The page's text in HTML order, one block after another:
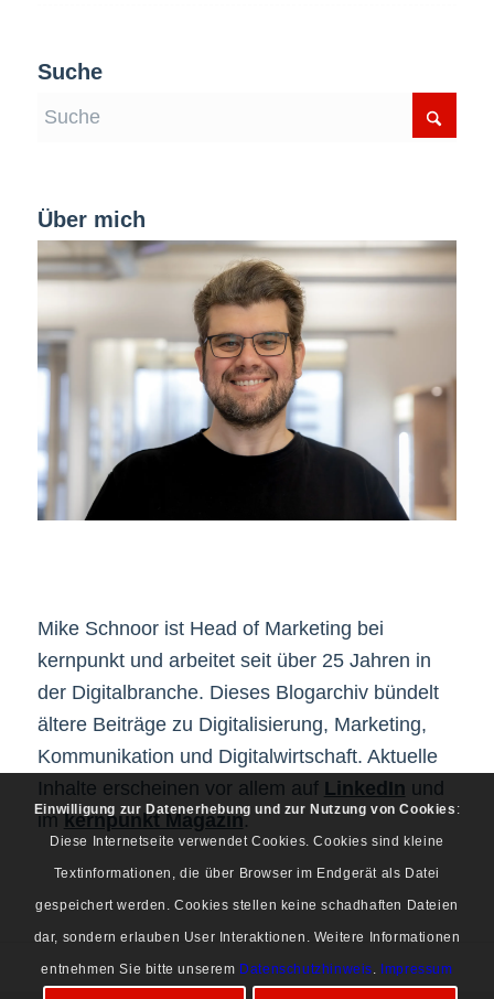
Suche
Über mich
Mike Schnoor ist Head of Marketing bei
kernpunkt und arbeitet seit über 25 Jahren in
der Digitalbranche. Dieses Blogarchiv bündelt
ältere Beiträge zu Digitalisierung, Marketing,
Kommunikation und Digitalwirtschaft. Aktuelle
Inhalte erscheinen vor allem auf LinkedIn und
imkernpunkt Magazin.
Einwilligung zur Datenerhebung und zur Nutzung von Cookies :
Diese Internetseite verwendet Cookies. Cookies sind kleine
Textinformationen, die über Browser im Endgerät als Datei
gespeichert werden. Cookies stellen keine schadhaften Dateien
dar, sondern erlauben User Interaktionen. Weitere Informationen
entnehmen Sie bitte unserem Datenschutzhinweis. Impressum